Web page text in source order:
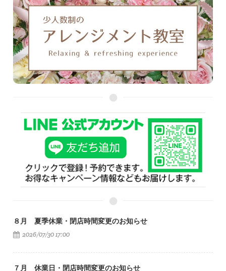
８月 夏季休業・閉店時間変更のお知らせ
2026/07/30 17:00
７月 休業日・閉店時間変更のお知らせ